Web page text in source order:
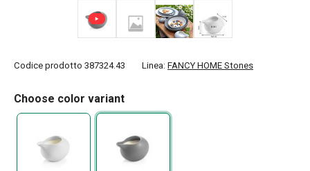
Codice prodotto 387324.43 Linea: FANCY HOME Stones
Choose color variant